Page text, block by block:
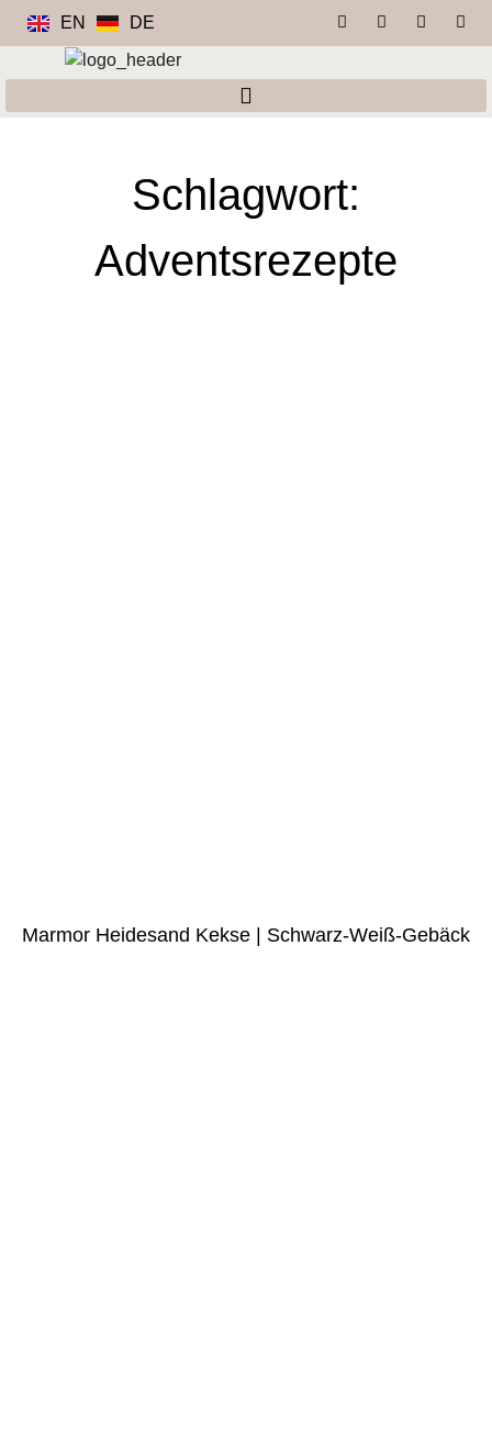
EN DE
Schlagwort:
Adventsrezepte
Marmor Heidesand Kekse | Schwarz-Weiß-Gebäck